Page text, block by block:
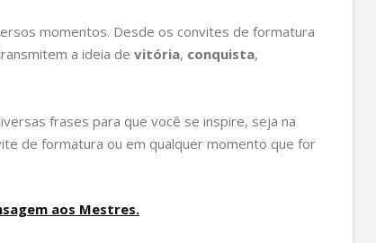
momentos. Desde os convites de formatura
a ideia de vitória, conquista,
frases para que você se inspire, seja na
de formatura ou em qualquer momento que for
aos Mestres.